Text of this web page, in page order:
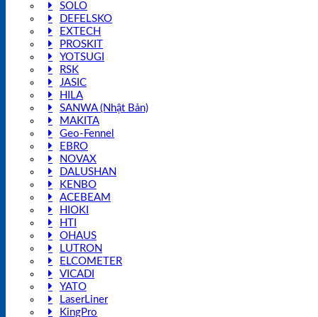
SOLO
DEFELSKO
EXTECH
PROSKIT
YOTSUGI
RSK
JASIC
HILA
SANWA (Nhật Bản)
MAKITA
Geo-Fennel
EBRO
NOVAX
DALUSHAN
KENBO
ACEBEAM
HIOKI
HTI
OHAUS
LUTRON
ELCOMETER
VICADI
YATO
LaserLiner
KingPro